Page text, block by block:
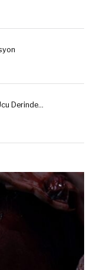
Derinde…